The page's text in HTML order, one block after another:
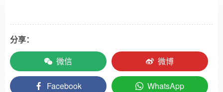
分享：
微信
微博
Facebook WhatsApp